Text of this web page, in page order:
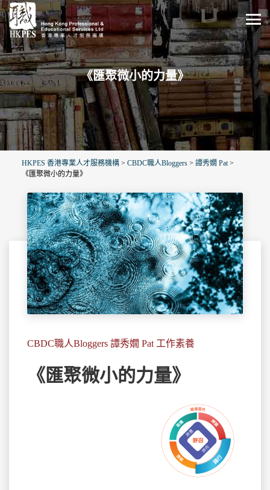
《匯聚微小的力量》
HKPES 香港專業人才服務機構 > CBDC職人Bloggers > 譚秀嫺 Pat>
《匯聚微小的力量》
CBDC職人Bloggers 譚秀嫺 Pat 工作素養
《匯聚微小的力量》